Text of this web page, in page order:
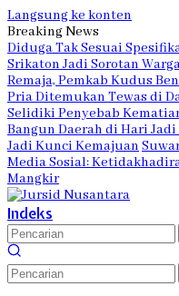
Langsung ke konten
Breaking News
Diduga Tak Sesuai
Srikaton Jadi Sorotan
Remaja, Pemkab Kudus
Pria Ditemukan Tewas di
Selidiki Penyebab
Bangun Daerah di Hari
Jadi Kunci Kemajuan
Media Sosial:
Mangkir
Indeks